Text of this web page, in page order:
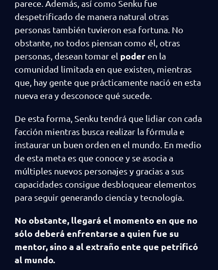
parece. Además, así como Senku fue
despetrificado de manera natural otras
personas también tuvieron esa fortuna. No
obstante, no todos piensan como él, otras
personas, desean tomar el poder en la
comunidad limitada en que existen, mientras
que, hay gente que prácticamente nació en esta
nueva era y desconoce qué sucede.
De esta forma, Senku tendrá que lidiar con cada
facción mientras busca realizar la fórmula e
instaurar un buen orden en el mundo. En medio
de esta meta es que conoce y se asocia a
múltiples nuevos personajes y gracias a sus
capacidades consigue desbloquear elementos
para seguir generando ciencia y tecnología.
No obstante, llegará el momento en que no
sólo deberá enfrentarse a quien fue su
mentor, sino a al extraño ente que petrificó
al mundo.